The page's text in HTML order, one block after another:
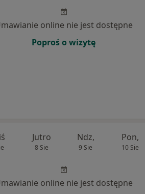
online nie jest dostępne
Poproś o wizytę
Jutro
8 Sie
Ndz,
9 Sie
Pon,
10 Sie
online nie jest dostępne